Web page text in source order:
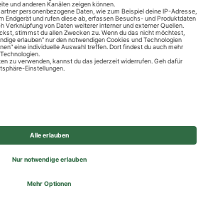
Impressum
Einstellungen
Group - All rights reserved